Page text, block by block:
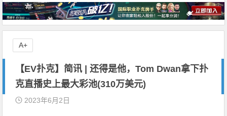
【EV扑克】简讯 | 还得是他，Tom Dwan拿下扑
克直播史上最大彩池(310万美元)
2023年6月2日
A+